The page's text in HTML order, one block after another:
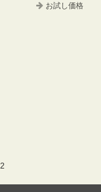
お試し価格